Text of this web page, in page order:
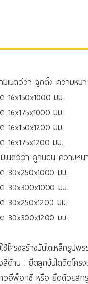
ว่า ลูกตั้ง ความหนา
มม.
มม.
มม.
มม.
นอน ความหนา
มม.
มม.
มม.
มม.
รงสร้างบันไดเหล็กรู
ดลูกบันไดติดโคร
หรือ ยึดด้วยสกรูจ